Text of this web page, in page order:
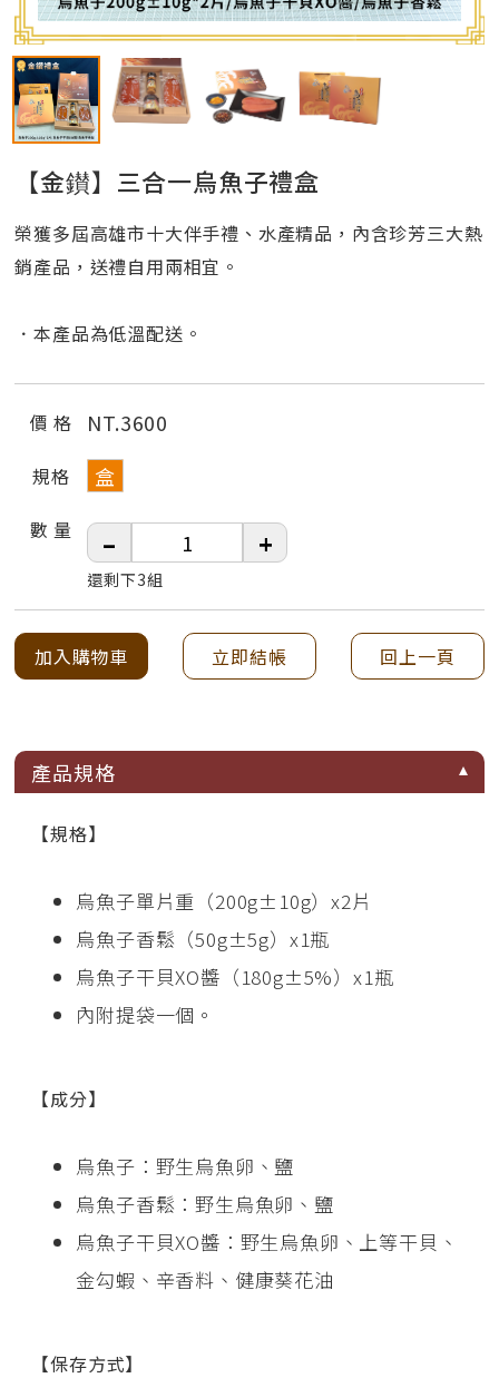
【金鑚】三合一烏魚子禮盒
榮獲多屆高雄市十大伴手禮、水產精品，內含珍芳三大熱
銷產品，送禮自用兩相宜。
．本產品為低溫配送。
價 格 NT.3600
規格 盒
數 量 – +
還剩下3組
加入購物車 立即結帳 回上一頁
產品規格
【規格】
烏魚子單片重（200g±10g）x2片
烏魚子香鬆（50g±5g）x1瓶
烏魚子干貝XO醬（180g±5%）x1瓶
內附提袋一個。
【成分】
烏魚子：野生烏魚卵、鹽
烏魚子香鬆：野生烏魚卵、鹽
烏魚子干貝XO醬：野生烏魚卵、上等干貝、
金勾蝦、辛香料、健康葵花油
【保存方式】